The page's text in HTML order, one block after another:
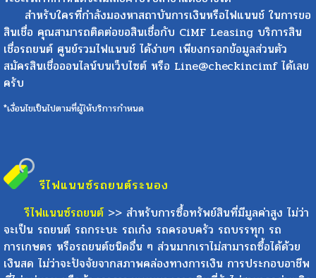
สำหรับใครที่กำลังมองหาสถาบันการเงินหรือไฟแนนช์ ในการขอ
สินเชื่อ คุณสามารถติดต่อขอสินเชื่อกับ CiMF Leasing บริการสิน
เชื่อรถยนต์ ศูนย์รวมไฟแนนช์ ได้ง่ายๆ เพียงกรอกข้อมูลส่วนตัว
สมัครสินเชื่อออนไลน์บนเว็บไซต์ หรือ Line@checkincimf ได้เลย
ครับ
*เงื่อนไขเป็นไปตามที่ผู้ให้บริการกำหนด
รีไฟแนนซ์รถยนต์ระนอง
รีไฟแนนซ์รถยนต์ >> สำหรับการซื้อทรัพย์สินที่มีมูลค่าสูง ไม่ว่า
จะเป็น รถยนต์ รถกระบะ รถเก๋ง รถครอบครัว รถบรรทุก รถ
การเกษตร หรือรถยนต์ชนิดอื่น ๆ ส่วนมากเราไม่สามารถซื้อได้ด้วย
เงินสด ไม่ว่าจะปัจจัยจากสภาพคล่องทางการเงิน การประกอบอาชีพ